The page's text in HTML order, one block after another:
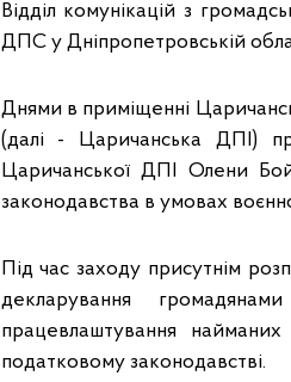
Відділ комунікацій з
ДПС у Дніпропетровській
Днями в приміщенні
(далі - Царичанська ДПІ)
Царичанської ДПІ Олени
законодавства в умовах
Під час заходу присутнім
декларування
працевлаштування
податковому законодавстві.